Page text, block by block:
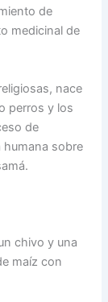
de
medicinal de
nace
perros y los
de
humana sobre
chivo y una
maíz con